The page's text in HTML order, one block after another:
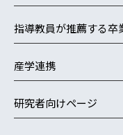
指導教員が推薦する卒
産学連携
研究者向けページ